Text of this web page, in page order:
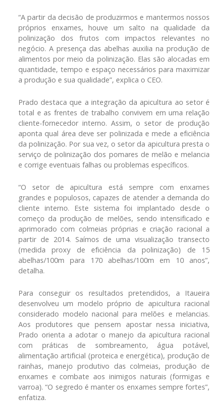
“A partir da decisão de produzirmos e mantermos nossos
próprios enxames, houve um salto na qualidade da
polinização dos frutos com impactos relevantes no
negócio. A presença das abelhas auxilia na produção de
alimentos por meio da polinização. Elas são alocadas em
quantidade, tempo e espaço necessários para maximizar
a produção e sua qualidade”, explica o CEO.
Prado destaca que a integração da apicultura ao setor é
total e as frentes de trabalho convivem em uma relação
cliente-fornecedor interno. Assim, o setor de produção
aponta qual área deve ser polinizada e mede a eficiência
da polinização. Por sua vez, o setor da apicultura presta o
serviço de polinização dos pomares de melão e melancia
e corrige eventuais falhas ou problemas específicos.
“O setor de apicultura está sempre com enxames
grandes e populosos, capazes de atender a demanda do
cliente interno. Este sistema foi implantado desde o
começo da produção de melões, sendo intensificado e
aprimorado com colmeias próprias e criação racional a
partir de 2014. Saímos de uma visualização transecto
(medida proxy de eficiência da polinização) de 15
abelhas/100m para 170 abelhas/100m em 10 anos”,
detalha.
Para conseguir os resultados pretendidos, a Itaueira
desenvolveu um modelo próprio de apicultura racional
considerado modelo nacional para melões e melancias.
Aos produtores que pensem apostar nessa iniciativa,
Prado orienta a adotar o manejo da apicultura racional
com práticas de sombreamento, água potável,
alimentação artificial (proteica e energética), produção de
rainhas, manejo produtivo das colmeias, produção de
enxames e combate aos inimigos naturais (formigas e
varroa). “O segredo é manter os enxames sempre fortes”,
enfatiza.